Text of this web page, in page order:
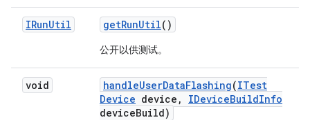
IRunUtil getRunUtil()
公开以供测试。
void handleUserDataFlashing(ITest
Device device , IDeviceBuildInfo
deviceBuild)